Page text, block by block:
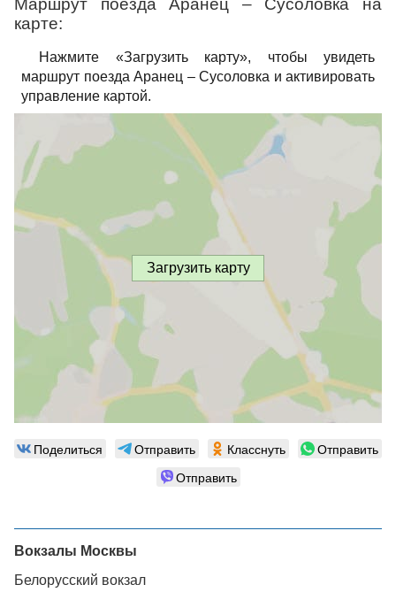
Маршрут поезда Аранец – Сусоловка на
карте:
Нажмите «Загрузить карту», чтобы увидеть
маршрут поезда Аранец – Сусоловка и активировать
управление картой.
Загрузить карту
Поделиться Отправить Класснуть
Отправить
Отправить
Вокзалы Москвы
Белорусский вокзал